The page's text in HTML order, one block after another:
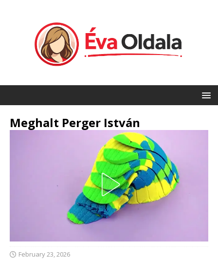
Meghalt Perger István
February 23, 2026